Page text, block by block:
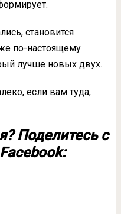
становится
по-настоящему
лучше новых двух.
если вам туда,
Поделитесь с